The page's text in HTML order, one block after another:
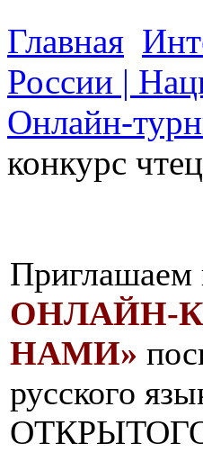
Главная
России |
Онлайн-
конкурс
Приглашаем
ОНЛАЙН-
НАМИ»
русского